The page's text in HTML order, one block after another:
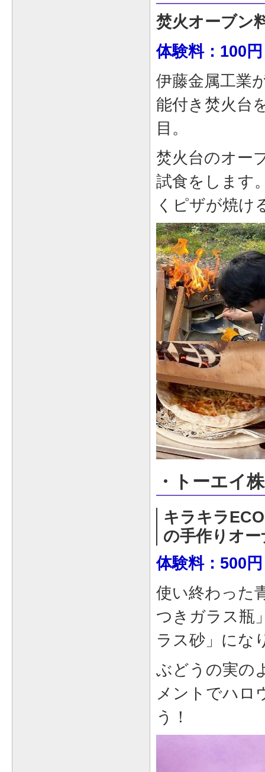
焚火オーブン
体験料：100円
伊藤金属工業
能付き焚火台
目。
焚火台のオー
試食をします
くピザが焼け
・トーエイ
キラキラ
の手作りオ
体験料：500円
使い終わった
つきガラス瓶
ラス砂」にな
ぶどうの実の
メントでハロ
う！